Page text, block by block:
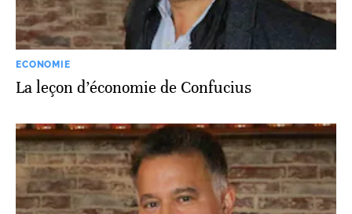
ECONOMIE
La leçon d’économie de Confucius